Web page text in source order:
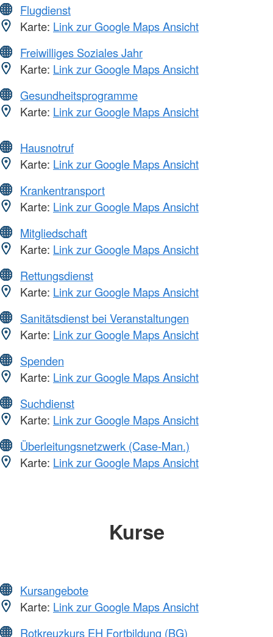
Flugdienst
Karte: Link zur Google Maps Ansicht
Freiwilliges Soziales Jahr
Karte: Link zur Google Maps Ansicht
Gesundheitsprogramme
Karte: Link zur Google Maps Ansicht
Hausnotruf
Karte: Link zur Google Maps Ansicht
Krankentransport
Karte: Link zur Google Maps Ansicht
Mitgliedschaft
Karte: Link zur Google Maps Ansicht
Rettungsdienst
Karte: Link zur Google Maps Ansicht
Sanitätsdienst bei Veranstaltungen
Karte: Link zur Google Maps Ansicht
Spenden
Karte: Link zur Google Maps Ansicht
Suchdienst
Karte: Link zur Google Maps Ansicht
Überleitungsnetzwerk (Case-Man.)
Karte: Link zur Google Maps Ansicht
Kurse
Kursangebote
Karte: Link zur Google Maps Ansicht
Rotkreuzkurs EH Fortbildung (BG)